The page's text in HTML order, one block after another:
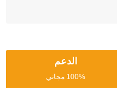
الدعم
100% مجاني